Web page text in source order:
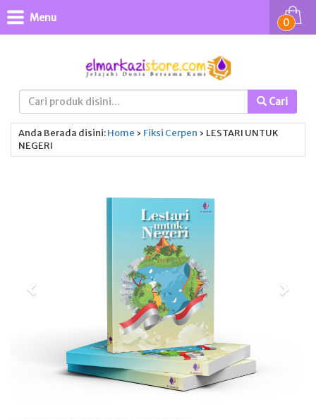
Cari
0
Menu
Anda Berada disini:Home › Fiksi Cerpen › LESTARI UNTUK
NEGERI